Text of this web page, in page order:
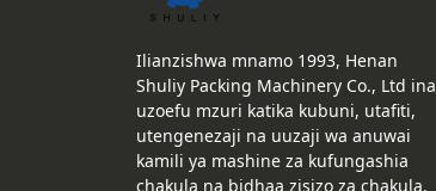
Ilianzishwa mnamo 1993, Henan
Shuliy Packing Machinery Co., Ltd ina
uzoefu mzuri katika kubuni, utafiti,
utengenezaji na uuzaji wa anuwai
kamili ya mashine za kufungashia
chakula na bidhaa zisizo za chakula.